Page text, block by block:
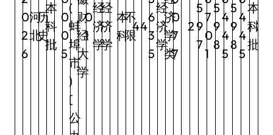
0
2
6
河
北
历
史
本
科
批
0
0
5
(
蚌
埠
市
)
[
公
财
经
大
学
0
1
经
济
学
经
济
学
本
科
不
限
44
6
3
5
经
济
学
济
学
类
0
7
7
2
5
9
7
7
0
1
5
9
8
4
4
5
5
9
8
4
4
5
本
科
批
2